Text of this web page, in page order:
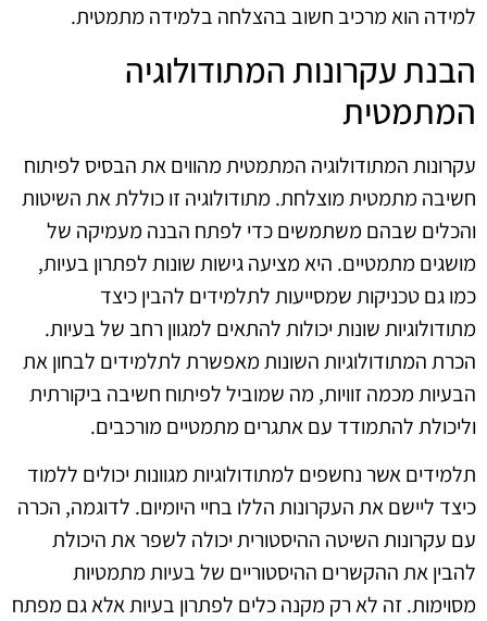
למידה הוא מרכיב חשוב בהצלחה בלמידה מתמטית.
הבנת עקרונות המתודולוגיה
המתמטית
עקרונות המתודולוגיה המתמטית מהווים את הבסיס לפיתוח
חשיבה מתמטית מוצלחת. מתודולוגיה זו כוללת את השיטות
והכלים שבהם משתמשים כדי לפתח הבנה מעמיקה של
מושגים מתמטיים. היא מציעה גישות שונות לפתרון בעיות,
כמו גם טכניקות שמסייעות לתלמידים להבין כיצד
מתודולוגיות שונות יכולות להתאים למגוון רחב של בעיות.
הכרת המתודולוגיות השונות מאפשרת לתלמידים לבחון את
הבעיות מכמה זוויות, מה שמוביל לפיתוח חשיבה ביקורתית
וליכולת להתמודד עם אתגרים מתמטיים מורכבים.
תלמידים אשר נחשפים למתודולוגיות מגוונות יכולים ללמוד
כיצד ליישם את העקרונות הללו בחיי היומיום. לדוגמה, הכרה
עם עקרונות השיטה ההיסטורית יכולה לשפר את היכולת
להבין את ההקשרים ההיסטוריים של בעיות מתמטיות
מסוימות. זה לא רק מקנה כלים לפתרון בעיות אלא גם מפתח